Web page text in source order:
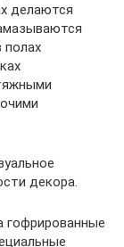
делаются
полах
декора.
гофрированные